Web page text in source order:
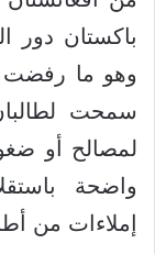
باكستان دور
وهو ما رفضت
سمحت
لمصالح أو
واضحة
إملاءات من